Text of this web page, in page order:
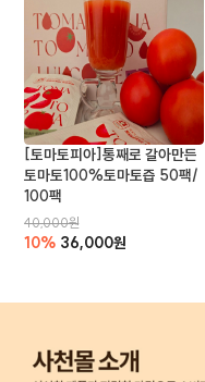
[토마토피아]통째로 갈아만든
토마토100%토마토즙 50팩/
100팩
40,000원
10% 36,000원